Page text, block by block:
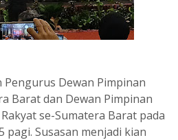
Dewan Pimpinan
Barat dan Dewan Pimpinan
se-Sumatera Barat pada
pagi. Susasan menjadi kian